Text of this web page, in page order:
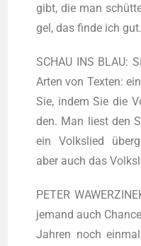
gibt, die man
gel, das fin­de ich gut.
SCHAU INS BLAU:
Arten von Tex­ten:
Sie, indem Sie die
den. Man liest den
ein Volks­lied
aber auch das
PETER
jemand auch
Jah­ren noch